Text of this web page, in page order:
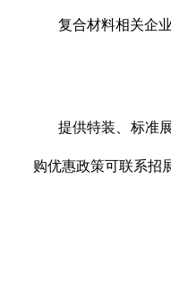
复合材料相关企
提供特装、标准
购优惠政策可联系招